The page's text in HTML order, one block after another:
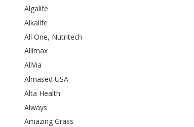
Algalife
Alkalife
All One, Nutritech
Allimax
AllVia
Almased USA
Alta Health
Always
Amazing Grass